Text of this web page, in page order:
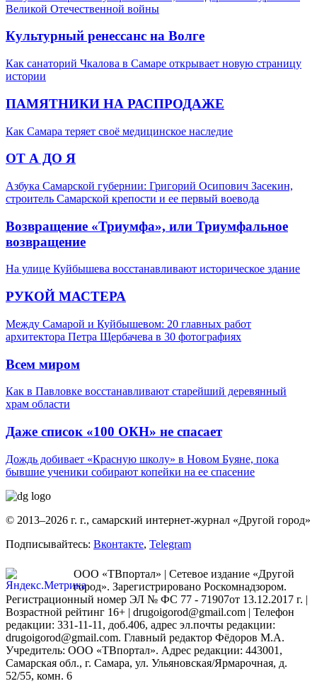
Великой Отечественной войны
Культурный ренессанс на Волге
Как санаторий Чкалова в Самаре открывает новую страницу
истории
ПАМЯТНИКИ НА РАСПРОДАЖЕ
Как Самара теряет своё медицинское наследие
ОТ А ДО Я
Азбука Самарской губернии: Григорий Осипович Засекин,
строитель Самарской крепости и ее первый воевода
Возвращение «Триумфа», или Триумфальное
возвращение
На улице Куйбышева восстанавливают историческое здание
РУКОЙ МАСТЕРА
Между Самарой и Куйбышевом: 20 главных работ
архитектора Петра Щербачева в 30 фотографиях
Всем миром
Как в Павловке восстанавливают старейший деревянный
храм области
Даже список «100 ОКН» не спасает
Дождь добивает «Красную школу» в Новом Буяне, пока
бывшие ученики собирают копейки на ее спасение
© 2013–2026 г. г., самарский интернет-журнал «Другой город»
Подписывайтесь: Вконтакте, Telegram
ООО «ТВпортал» | Сетевое издание «Другой
город». Зарегистрировано Роскомнадзором.
Регистрационный номер ЭЛ № ФС 77 - 71907от 13.12.2017 г. |
Возрастной рейтинг 16+ | drugoigorod@gmail.com | Телефон
редакции: 331-11-11, доб.406, адрес эл.почты редакции:
drugoigorod@gmail.com. Главный редактор Фёдоров М.А.
Учредитель: ООО «ТВпортал». Адрес редакции: 443001,
Самарская обл., г. Самара, ул. Ульяновская/Ярмарочная, д.
52/55, комн. 6